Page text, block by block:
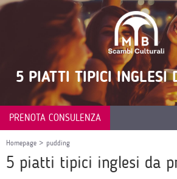
5 PIATTI TIPICI INGLESI
PRENOTA CONSULENZA
Homepage > pudding
5 piatti tipici inglesi da